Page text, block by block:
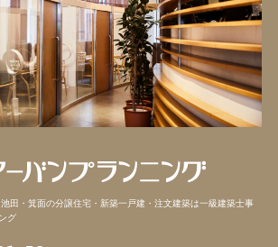
田・箕面の分譲住宅・新築一戸建・注文建築は一級建築士事
グ